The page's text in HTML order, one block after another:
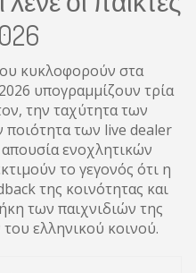
κυκλοφορούν στα
υπογραμμίζουν τρία
την ταχύτητα των
των live dealer
ενοχλητικών
το γεγονός ότι η
της κοινότητας και
των παιχνιδιών της
ελληνικού κοινού.